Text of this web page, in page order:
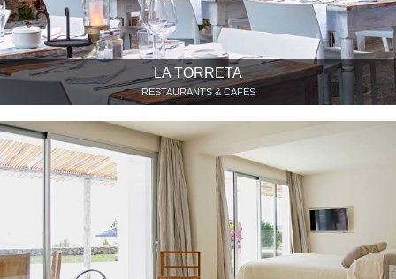
LA TORRETA
RESTAURANTS & CAFÉS